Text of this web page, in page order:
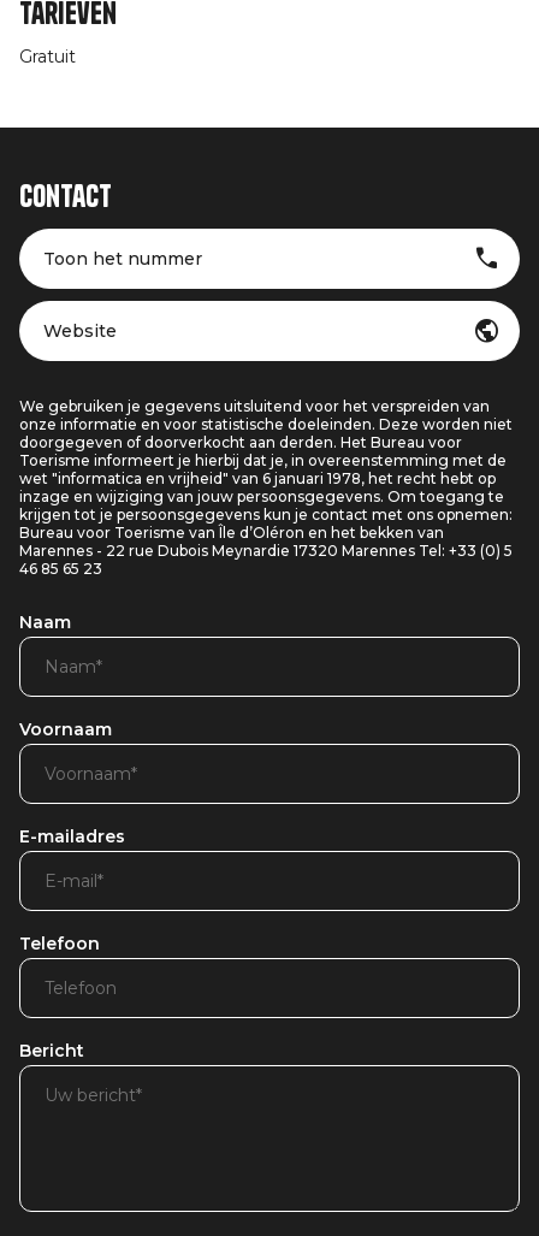
Tarieven
Gratuit
Contact
Toon het nummer
Website
We gebruiken je gegevens uitsluitend voor het verspreiden van
onze informatie en voor statistische doeleinden. Deze worden niet
doorgegeven of doorverkocht aan derden. Het Bureau voor
Toerisme informeert je hierbij dat je, in overeenstemming met de
wet "informatica en vrijheid" van 6 januari 1978, het recht hebt op
inzage en wijziging van jouw persoonsgegevens. Om toegang te
krijgen tot je persoonsgegevens kun je contact met ons opnemen:
Bureau voor Toerisme van Île d’Oléron en het bekken van
Marennes - 22 rue Dubois Meynardie 17320 Marennes Tel: +33 (0) 5
46 85 65 23
Naam
Voornaam
E-mailadres
Telefoon
Bericht